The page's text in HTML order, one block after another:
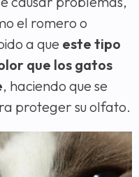
el romero o
a que este tipo
que los gatos
, haciendo que se
proteger su olfato.